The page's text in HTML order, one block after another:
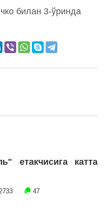
билан 3-ўринда
етакчисига катта
47